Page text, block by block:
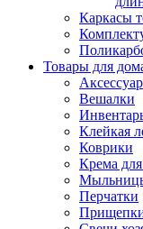
Каркасы
Товары для
Вешалки
Клейкая
Коврики
Крема
Перчатки